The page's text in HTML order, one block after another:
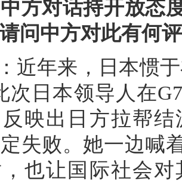
方对话持开放态
问中方对此有何
近年来，日本惯
次日本领导人在
映出日方拉帮
失败。她一边喊
也让国际社会